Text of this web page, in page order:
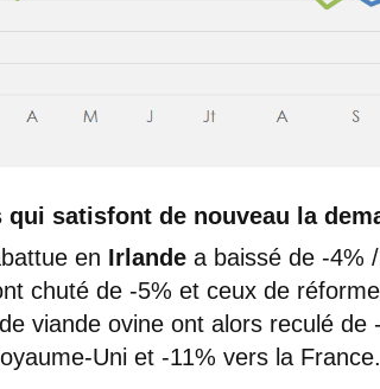
qui satisfont de nouveau la
en Irlande a baissé de -4%
chuté de -5% et ceux de
viande ovine ont alors reculé de
Uni et -11% vers la France.